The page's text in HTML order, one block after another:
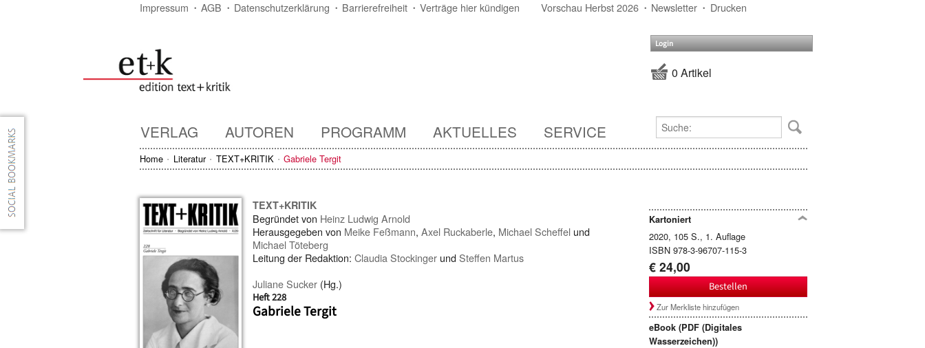
Impressum AGB Datenschutzerklärung Barrierefreiheit Verträge hier kündigen Vorschau Herbst 2026 Newsletter Drucken
Login
0 Artikel
VERLAG AUTOREN PROGRAMM AKTUELLES SERVICE
Home Literatur TEXT+KRITIK Gabriele Tergit
TEXT+KRITIK
Begründet von Heinz Ludwig Arnold
Herausgegeben von Meike Feßmann,Axel Ruckaberle, Michael Scheffel und
Michael Töteberg
Leitung der Redaktion:Claudia Stockinger undSteffen Martus
Juliane Sucker (Hg.)
Heft 228
Gabriele Tergit
Kartoniert
2020, 105 S., 1. Auflage
ISBN 978-3-96707-115-3
€ 24,00
Bestellen
Zur Merkliste hinzufügen
eBook (PDF (Digitales
Wasserzeichen))